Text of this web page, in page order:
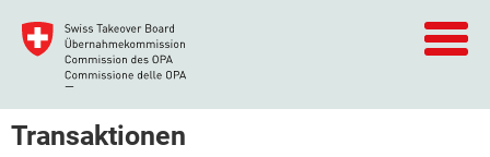
Transaktionen